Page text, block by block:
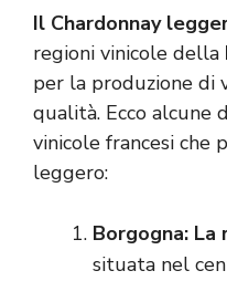
Il Chardonnay
regioni vinicole della
per la produzione di
qualità. Ecco alcune
vinicole francesi che
leggero:
Borgogna:
situata nel